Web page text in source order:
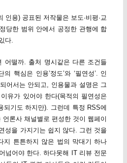
인용) 공표된 저작물은 보도·비평·교
당한 범위 안에서 공정한 관행에 합
다.
어떨까. 출처 명시같은 다른 조건들
핵심은 인용’정도’와 ‘필연성’. 인
어서는 안되고, 인용물과 설명은 그
유가 있어야 한다(목적의 필연성은
되기도 하지만). 그런데 특정 RSS에
론사 채널별로 편성한 것이 웹페이
성을 가지기는 쉽지 않다. 그런 것을
지 튼튼하지 않은 법의 막대기 하나
넘어야 한다. 하다못해 IT 리뷰 전문